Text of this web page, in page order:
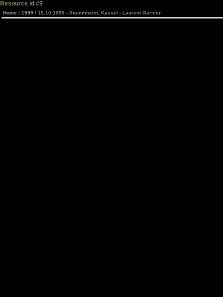
Resource id #9
Home / 1999 / 15.10.1999 - Stammheim, Kassel - Laurent Garnier